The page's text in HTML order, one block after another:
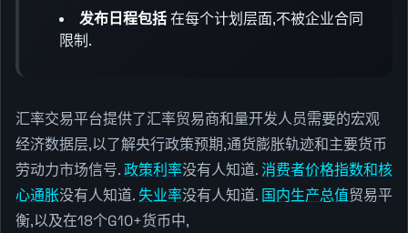
发布日程包括在每个计划层面,不被企业合同
限制.
汇率交易平台提供了汇率贸易商和量开发人员需要的宏观
经济数据层,以了解央行政策预期,通货膨胀轨迹和主要货币
劳动力市场信号.政策利率没有人知道.消费者价格指数和核
心通胀没有人知道.失业率没有人知道. 国内生产总值贸易平
衡,以及在18个G10+货币中,